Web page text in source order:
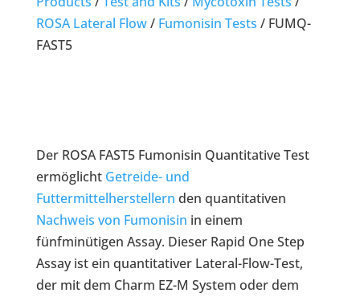
ROSA Lateral Flow/ Fumonisin Tests / FUMQ-
FAST5
Der ROSA FAST5 Fumonisin Quantitative Test
ermöglicht Getreide- und
Futtermittelherstellern den quantitativen
Nachweis von Fumonisin in einem
fünfminütigen Assay. Dieser Rapid One Step
Assay ist ein quantitativer Lateral-Flow-Test,
der mit dem Charm EZ-M System oder dem